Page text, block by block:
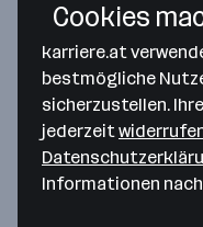
ZEGG Geschäfte
7563 Samnaun— Route
Cookies
karriere.at
bestmögliche
sicherzustellen.
jederzeit
Informationen